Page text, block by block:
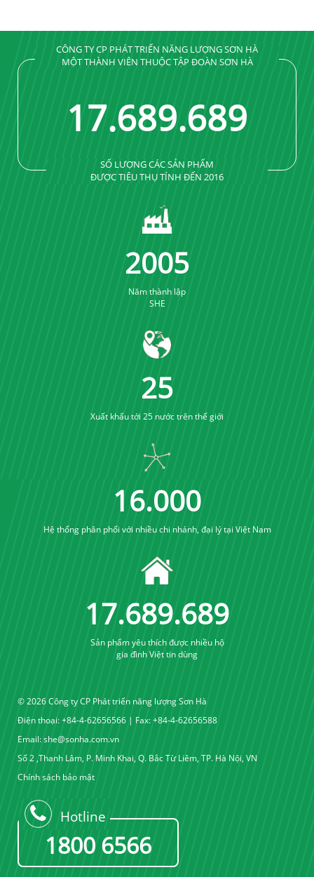
CÔNG TY CP PHÁT TRIỂN NĂNG LƯỢNG SƠN HÀ
MỘT THÀNH VIÊN THUỘC TẬP ĐOÀN SƠN HÀ
17.689.689
SỐ LƯỢNG CÁC SẢN PHẨM
ĐƯỢC TIÊU THỤ TÍNH ĐẾN 2016
2005
Năm thành lập
SHE
25
Xuất khẩu tới 25 nước trên thế giới
16.000
Hệ thống phân phối với nhiều chi nhánh, đại lý tại Việt Nam
17.689.689
Sản phẩm yêu thích được nhiều hộ
gia đình Việt tin dùng
© 2026 Công ty CP Phát triển năng lượng Sơn Hà
Điện thoại: +84-4-62656566 | Fax: +84-4-62656588
Email:she@sonha.com.vn
Số 2 ,Thanh Lâm, P. Minh Khai, Q. Bắc Từ Liêm, TP. Hà Nội, VN
Chính sách bảo mật
Hotline
1800 6566